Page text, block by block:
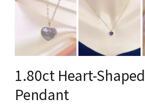
1.80ct Heart-
Pendant